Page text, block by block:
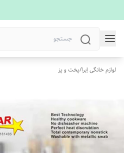
لوازم خانگی اِبرا/پخت و پز